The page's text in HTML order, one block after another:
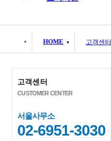
HOME 고객센터
고객센터
CUSTOMER CENTER
서울사무소
02-6951-3030